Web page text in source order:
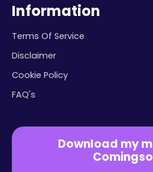
Information
Terms Of Service
Disclaimer
Cookie Policy
FAQ's
Download my